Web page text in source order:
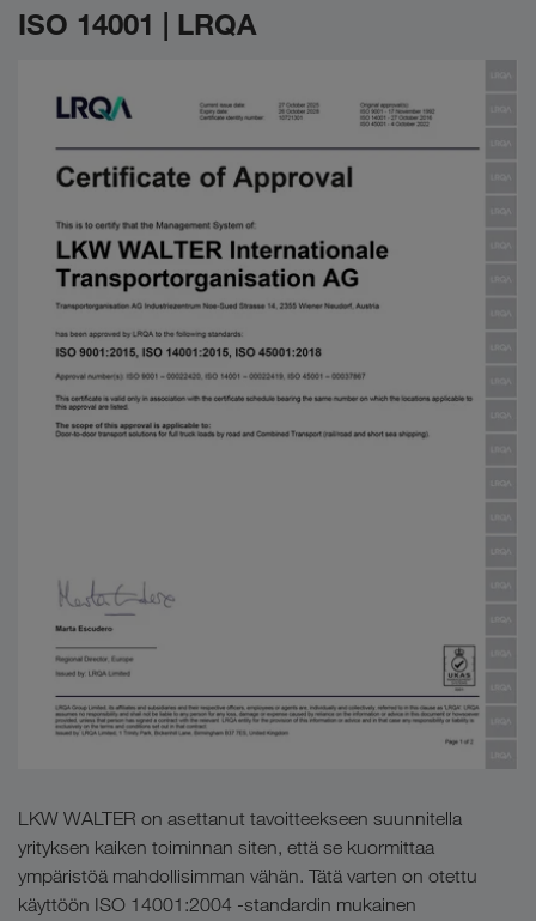
ISO 14001 | LRQA
LKW WALTER on asettanut tavoitteekseen suunnitella
yrityksen kaiken toiminnan siten, että se kuormittaa
ympäristöä mahdollisimman vähän. Tätä varten on otettu
käyttöön ISO 14001:2004 -standardin mukainen